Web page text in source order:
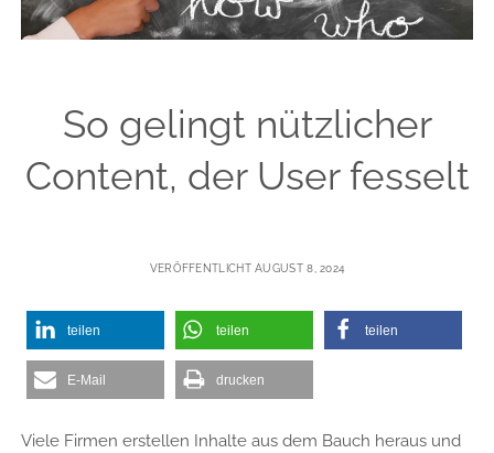
linkedinemailxing
So gelingt nützlicher
Content, der User fesselt
VERÖFFENTLICHT AUGUST 8, 2024
teilen teilen teilen
E-Mail drucken
Viele Firmen erstellen Inhalte aus dem Bauch heraus und